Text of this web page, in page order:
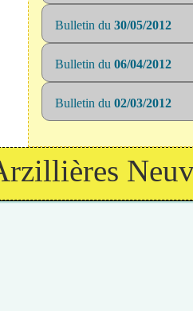
Bulletin du 30/05/2012
Bulletin du 06/04/2012
Bulletin du 02/03/2012